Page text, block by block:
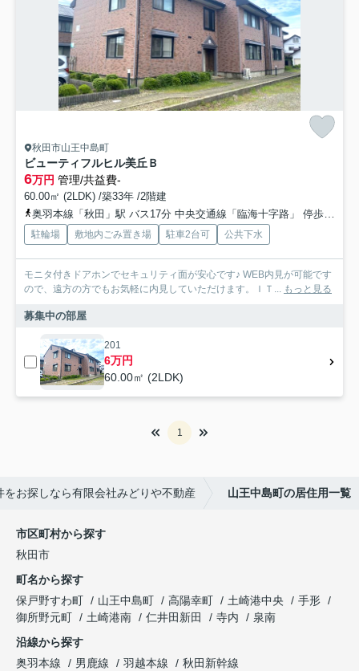
秋田市山王中島町
ビューティフルヒル美丘Ｂ
6万円 管理/共益費-
60.00㎡ (2LDK) /築33年 /2階建
奥羽本線「秋田」駅 バス17分 中央交通線「臨海十字路」 停歩5分
駐輪場 敷地内ごみ置き場 駐車2台可 公共下水
モニタ付きドアホンでセキュリティ面が安心です♪ WEB内見が可能です
ので、遠方の方でもお気軽に内見していただけます。ＩＴ... もっと見る
募集中の部屋
201
6万円
60.00㎡ (2LDK)
1
をお探しなら有限会社みどりや不動産 山王中島町の居住用一覧
市区町村から探す
秋田市
町名から探す
保戸野すわ町
山王中島町 高陽幸町 土崎港中央
手形
御所野元町
土崎港南 仁井田新田 寺内
泉南
沿線から探す
奥羽本線
男鹿線 羽越本線
秋田新幹線